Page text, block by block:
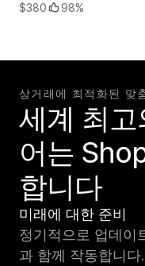
$380
98%
상거래에 최적화된 맞
세계 최
어는
합니다
미래에 대한 준비
정기적으로 업데이
과 함께 작동합니다.